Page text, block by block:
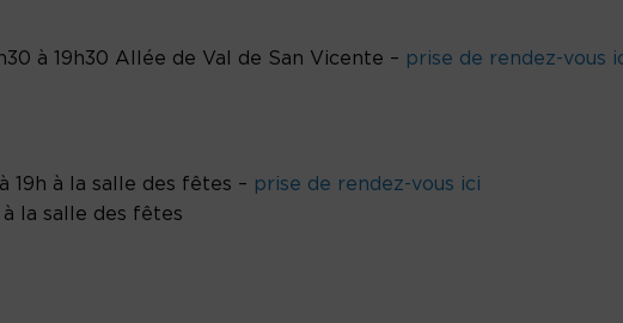
à 19h30 Allée de Val de San Vicente – prise de rendez-vous
19h à la salle des fêtes – prise de rendez-vous ici
à la salle des fêtes